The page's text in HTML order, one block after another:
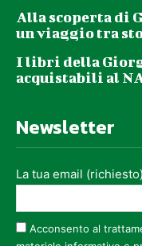
Alla scoperta di
un viaggio tra
I libri della
acquistabili al
Newsletter
La tua email (richiesto)
Acconsento al